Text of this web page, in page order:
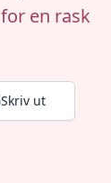
en rask
Skriv ut